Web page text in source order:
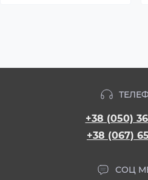
+38 (050)
+38 (067)
СОЦ